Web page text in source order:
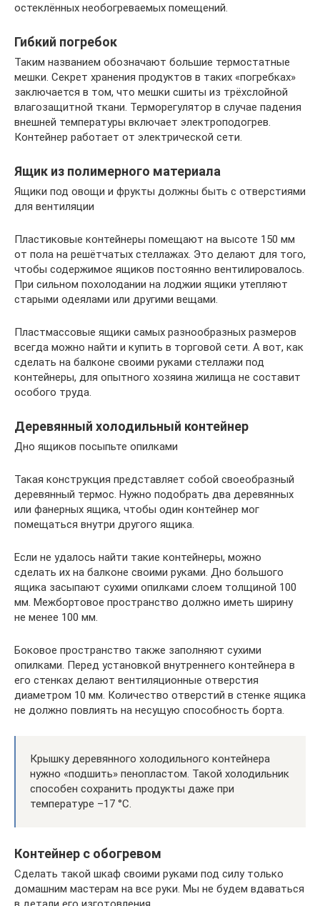
остеклённых необогреваемых помещений.
Гибкий погребок
Таким названием обозначают большие термостатные
мешки. Секрет хранения продуктов в таких «погребках»
заключается в том, что мешки сшиты из трёхслойной
влагозащитной ткани. Терморегулятор в случае падения
внешней температуры включает электроподогрев.
Контейнер работает от электрической сети.
Ящик из полимерного материала
Ящики под овощи и фрукты должны быть с отверстиями
для вентиляции
Пластиковые контейнеры помещают на высоте 150 мм
от пола на решётчатых стеллажах. Это делают для того,
чтобы содержимое ящиков постоянно вентилировалось.
При сильном похолодании на лоджии ящики утепляют
старыми одеялами или другими вещами.
Пластмассовые ящики самых разнообразных размеров
всегда можно найти и купить в торговой сети. А вот, как
сделать на балконе своими руками стеллажи под
контейнеры, для опытного хозяина жилища не составит
особого труда.
Деревянный холодильный контейнер
Дно ящиков посыпьте опилками
Такая конструкция представляет собой своеобразный
деревянный термос. Нужно подобрать два деревянных
или фанерных ящика, чтобы один контейнер мог
помещаться внутри другого ящика.
Если не удалось найти такие контейнеры, можно
сделать их на балконе своими руками. Дно большого
ящика засыпают сухими опилками слоем толщиной 100
мм. Межбортовое пространство должно иметь ширину
не менее 100 мм.
Боковое пространство также заполняют сухими
опилками. Перед установкой внутреннего контейнера в
его стенках делают вентиляционные отверстия
диаметром 10 мм. Количество отверстий в стенке ящика
не должно повлиять на несущую способность борта.
Крышку деревянного холодильного контейнера
нужно «подшить» пенопластом. Такой холодильник
способен сохранить продукты даже при
температуре –17 °C.
Контейнер с обогревом
Сделать такой шкаф своими руками под силу только
домашним мастерам на все руки. Мы не будем вдаваться